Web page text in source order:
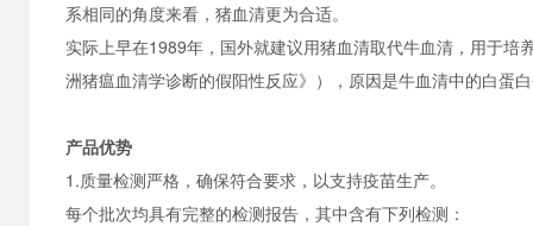
系相同的角度来看，猪血清更为合适。
实际上早在1989年，国外就建议用猪血清取代牛血清，用于
洲猪瘟血清学诊断的假阳性反应》），原因是牛血清中的白蛋
产品优势
1.质量检测严格，确保符合要求，以支持疫苗生产。
每个批次均具有完整的检测报告，其中含有下列检测：